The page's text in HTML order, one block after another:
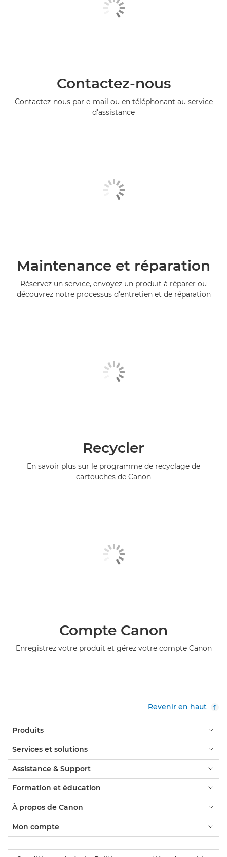
Contactez-nous
Contactez-nous par e-mail ou en téléphonant au service
d'assistance
Maintenance et réparation
Réservez un service, envoyez un produit à réparer ou
découvrez notre processus d'entretien et de réparation
Recycler
En savoir plus sur le programme de recyclage de
cartouches de Canon
Compte Canon
Enregistrez votre produit et gérez votre compte Canon
Revenir en haut
Produits
Services et solutions
Assistance & Support
Formation et éducation
À propos de Canon
Mon compte